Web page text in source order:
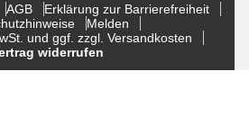
AGB
Erklärung zur Barrierefreiheit
Melden
und ggf. zzgl. Versandkosten
widerrufen